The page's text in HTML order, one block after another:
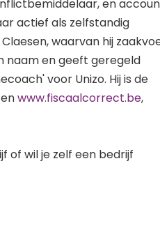
en
actief als zelfstandig
waarvan hij
naam en geeft geregeld
voor Unizo. Hij is de
enwww.fiscaalcorrect.be,
of wil je zelf een bedrijf